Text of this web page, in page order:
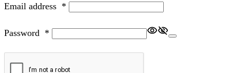
Email address *
Password *